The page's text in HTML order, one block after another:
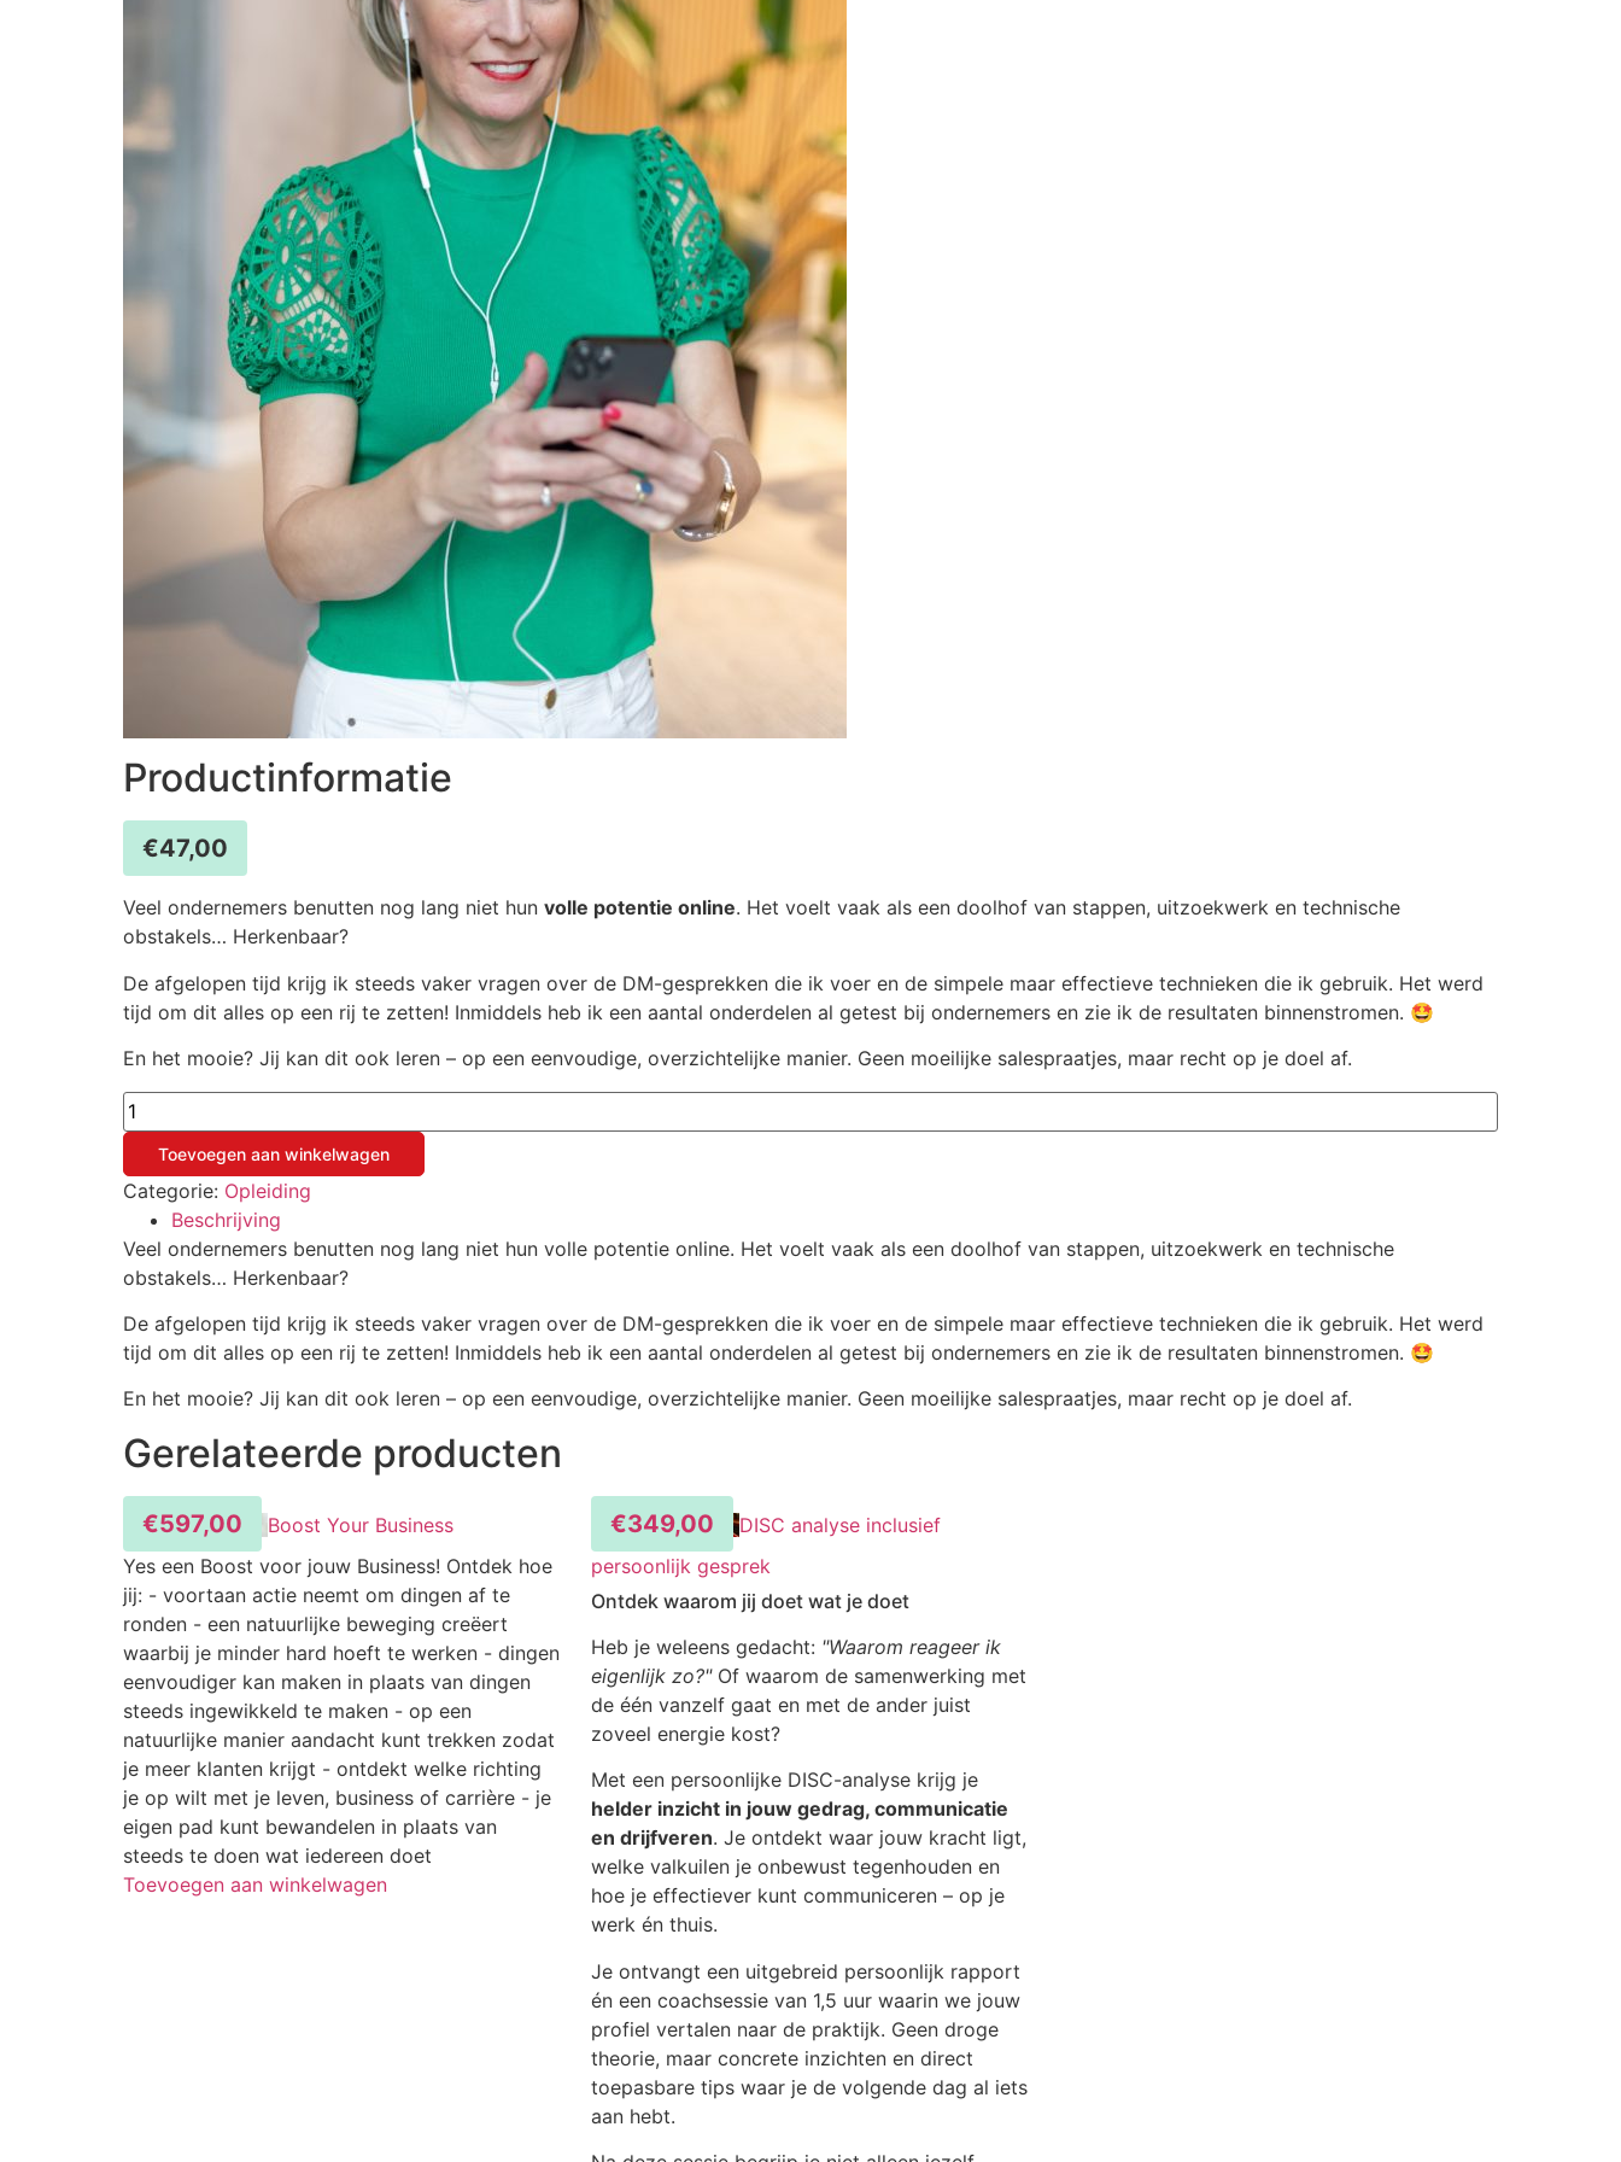
Productinformatie
€47,00
Veel ondernemers benutten nog lang niet hun volle potentie online. Het voelt vaak als een doolhof van stappen, uitzoekwerk en technische
obstakels… Herkenbaar?
De afgelopen tijd krijg ik steeds vaker vragen over de DM-gesprekken die ik voer en de simpele maar effectieve technieken die ik gebruik. Het werd
tijd om dit alles op een rij te zetten! Inmiddels heb ik een aantal onderdelen al getest bij ondernemers en zie ik de resultaten binnenstromen. 🤩
En het mooie? Jij kan dit ook leren – op een eenvoudige, overzichtelijke manier. Geen moeilijke salespraatjes, maar recht op je doel af.
Van
DM
naar
Deals
aantal
Toevoegen aan winkelwagen
Categorie: Opleiding
Beschrijving
Veel ondernemers benutten nog lang niet hun volle potentie online. Het voelt vaak als een doolhof van stappen, uitzoekwerk en technische
obstakels… Herkenbaar?
De afgelopen tijd krijg ik steeds vaker vragen over de DM-gesprekken die ik voer en de simpele maar effectieve technieken die ik gebruik. Het werd
tijd om dit alles op een rij te zetten! Inmiddels heb ik een aantal onderdelen al getest bij ondernemers en zie ik de resultaten binnenstromen. 🤩
En het mooie? Jij kan dit ook leren – op een eenvoudige, overzichtelijke manier. Geen moeilijke salespraatjes, maar recht op je doel af.
Gerelateerde producten
€597,00
Boost Your Business
Yes een Boost voor jouw Business! Ontdek hoe
jij: - voortaan actie neemt om dingen af te
ronden - een natuurlijke beweging creëert
waarbij je minder hard hoeft te werken - dingen
eenvoudiger kan maken in plaats van dingen
steeds ingewikkeld te maken - op een
natuurlijke manier aandacht kunt trekken zodat
je meer klanten krijgt - ontdekt welke richting
je op wilt met je leven, business of carrière - je
eigen pad kunt bewandelen in plaats van
steeds te doen wat iedereen doet
Toevoegen aan winkelwagen
€349,00
DISC analyse inclusief
persoonlijk gesprek
Ontdek waarom jij doet wat je doet
Heb je weleens gedacht: "Waarom reageer ik
eigenlijk zo?"Of waarom de samenwerking met
de één vanzelf gaat en met de ander juist
zoveel energie kost?
Met een persoonlijke DISC-analyse krijg je
helder inzicht in jouw gedrag, communicatie
en drijfveren. Je ontdekt waar jouw kracht ligt,
welke valkuilen je onbewust tegenhouden en
hoe je effectiever kunt communiceren – op je
werk én thuis.
Je ontvangt een uitgebreid persoonlijk rapport
én een coachsessie van 1,5 uur waarin we jouw
profiel vertalen naar de praktijk. Geen droge
theorie, maar concrete inzichten en direct
toepasbare tips waar je de volgende dag al iets
aan hebt.